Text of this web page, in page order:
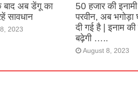
अब डेंगू का
सावधान
2023
50 हजार की
परवीन, अब भगोड़ा
दी गई है | इनाम
बढ़ेगी …..
August 8, 2023